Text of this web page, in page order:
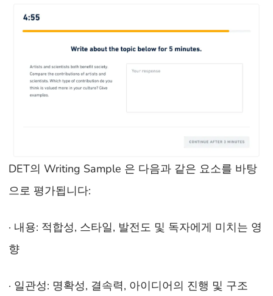
DET의 Writing Sample 은 다음과 같은 요소를 바탕
으로 평가됩니다:
· 내용: 적합성, 스타일, 발전도 및 독자에게 미치는 영
향
· 일관성: 명확성, 결속력, 아이디어의 진행 및 구조